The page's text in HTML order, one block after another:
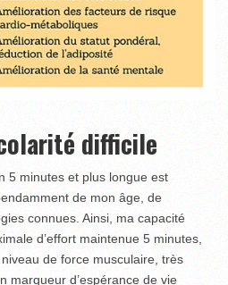
difficile
5 minutes et plus longue est
de mon âge, de
connues. Ainsi, ma capacité
d’effort maintenue 5 minutes,
de force musculaire, très
marqueur d’espérance de vie